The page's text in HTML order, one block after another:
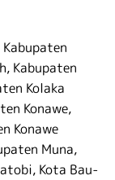
Kabupaten
Kolaka
Konawe,
Konawe
Muna,
Kota Bau-